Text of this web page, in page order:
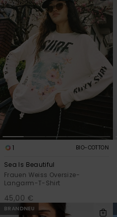
1 BIO-COTTON
Sea Is Beautiful
Frauen Weiss Oversize-
Langarm-T-Shirt
45,00 €
BRANDNEU